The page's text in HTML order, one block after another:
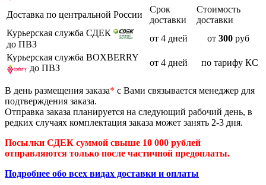
Доставка по центральной России
Срок
доставки
Стоимость
доставки
Курьерская служба СДЕК
до ПВЗ
от 4 дней от 300руб
Курьерская служба BOXBERRY
до ПВЗ
от 4 дней по тарифу КС
В день размещения заказа* с Вами связывается менеджер для
подтверждения заказа.
Отправка заказа планируется на следующий рабочий день, в
редких случаях комплектация заказа может занять 2-3 дня.
Посылки СДЕК суммой свыше 10 000 рублей
отправляются только после частичной предоплаты.
Подробнее обо всех видах доставки и оплаты